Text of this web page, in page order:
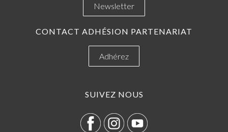
Newsletter
CONTACT ADHÉSION PARTENARIAT
Adhérez
SUIVEZ NOUS